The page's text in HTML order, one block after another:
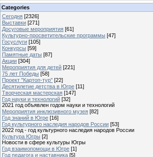
Categories
Сегодня [2326]
Выставки [271]
Досуговые мероприятия [61]
Культурно-просветительские программы [47]
Госуслуги [105]
Конкурсы [59]
Памятные даты [87]
Акции [304]
Мероприятия для детей [221]
75 лет Победы [58]
Проект "Картоп-тур" [22]
Десятилетие детства в Югре [11]
Творческая мастерская [147]
Год науки и технологий [32]
2021 год объявлен годом науки и технологий
Мероприятия инклюзивного музея [82]
Год знаний в Югре [16]
Год культурного наследия народов России [53]
2022 год - год культурного наследия народов России
Культура Югры [2]
Новости в сфере культуры Югры
Год взаимопомощи в Югре [1]
Год педагога и наставника [5]